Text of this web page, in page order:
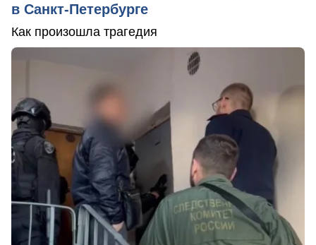
в Санкт-Петербурге
Как произошла трагедия